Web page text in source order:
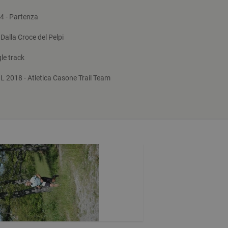
- Partenza
Croce del Pelpi
track
2018 - Atletica Casone Trail Team